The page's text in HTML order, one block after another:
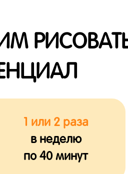
1 или 2 раза
в неделю
по 40 минут